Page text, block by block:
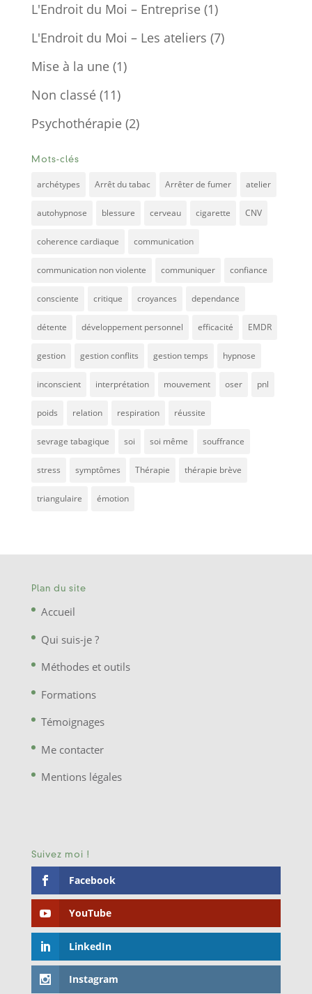
L'Endroit du Moi – Entreprise(1)
L'Endroit du Moi – Les ateliers (7)
Mise à la une(1)
Non classé(11)
Psychothérapie(2)
Mots-clés
archétypes Arrêt du tabac Arrêter de fumer atelier
autohypnose blessure cerveau cigarette CNV
coherence cardiaque communication
communication non violente communiquer confiance
consciente critique croyances dependance
détente développement personnel efficacité EMDR
gestion gestion conflits gestion temps hypnose
inconscient interprétation mouvement oser pnl
poids relation respiration réussite
sevrage tabagique soi soi même souffrance
stress symptômes Thérapie thérapie brève
triangulaire émotion
Plan du site
Accueil
Qui suis-je ?
Méthodes et outils
Formations
Témoignages
Me contacter
Mentions légales
Suivez moi !
Facebook
YouTube
LinkedIn
Instagram